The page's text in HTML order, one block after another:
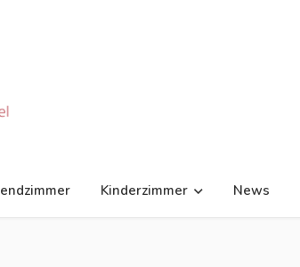
Kinderzimmer News